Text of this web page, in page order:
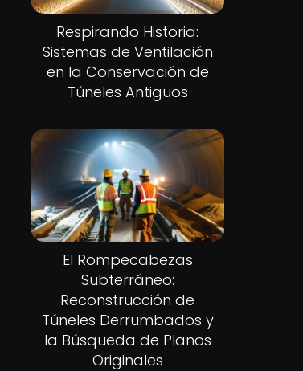
Respirando Historia:
Sistemas de Ventilación
en la Conservación de
Túneles Antiguos
El Rompecabezas
Subterráneo:
Reconstrucción de
Túneles Derrumbados y
la Búsqueda de Planos
Originales